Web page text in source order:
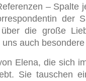
– Spalte
der
die große
auch
Elena, die sich
Sie tau­schen